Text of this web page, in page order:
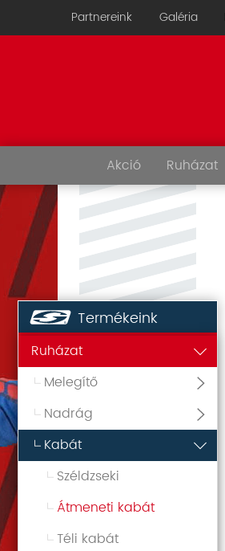
Partnereink Galéria
Akció Ruházat
Termékeink
Ruházat
Melegítő
Nadrág
Kabát
Széldzseki
Átmeneti kabát
Téli kabát